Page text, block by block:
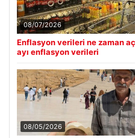
08/07/2026
Enflasyon verileri ne zaman
ayı enflasyon verileri
08/05/2026